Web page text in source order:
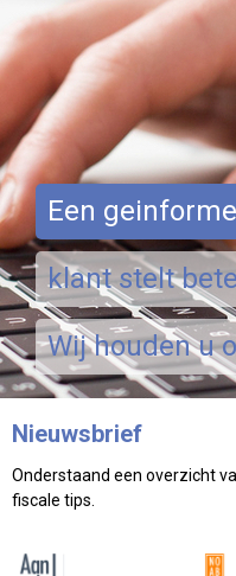
Een
klant stelt
Wij houden u
Nieuwsbrief
Onderstaand een overzicht
fiscale tips.